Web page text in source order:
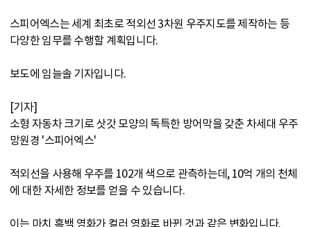
스피어엑스는 세계 최초로 적외선 3차원 우주지도를 제작하는 등
다양한 임무를 수행할 계획입니다.
보도에 임늘솔 기자입니다.
[기자]
소형 자동차 크기로 삿갓 모양의 독특한 방어막을 갖춘 차세대 우주
망원경 '스피어엑스'
적외선을 사용해 우주를 102개 색으로 관측하는데, 10억 개의 천체
에 대한 자세한 정보를 얻을 수 있습니다.
이는 마치 흑백 영화가 컬러 영화로 바뀐 것과 같은 변화입니다.